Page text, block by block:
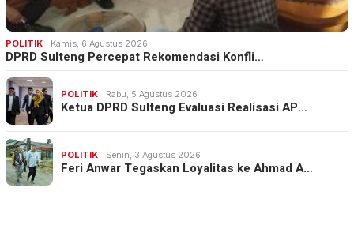
POLITIK Kamis, 6 Agustus 2026
DPRD Sulteng Percepat Rekomendasi Konfli…
POLITIK Rabu, 5 Agustus 2026
Ketua DPRD Sulteng Evaluasi Realisasi AP…
POLITIK Senin, 3 Agustus 2026
Feri Anwar Tegaskan Loyalitas ke Ahmad A…